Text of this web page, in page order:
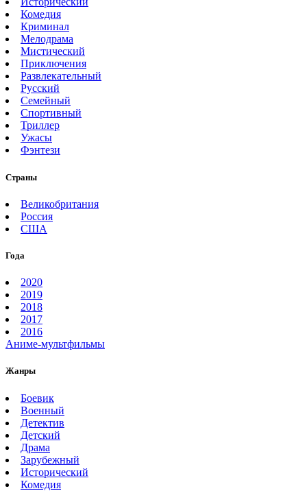
Комедия
Криминал
Мелодрама
Мистический
Приключения
Развлекательный
Русский
Семейный
Спортивный
Триллер
Ужасы
Фэнтези
Страны
Великобритания
Россия
США
Года
2020
2019
2018
2017
2016
Аниме-мультфильмы
Жанры
Боевик
Военный
Детектив
Детский
Драма
Зарубежный
Исторический
Комедия